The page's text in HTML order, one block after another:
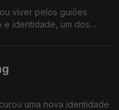
viver pelos guiões
e identidade, um dos
uma nova identidade